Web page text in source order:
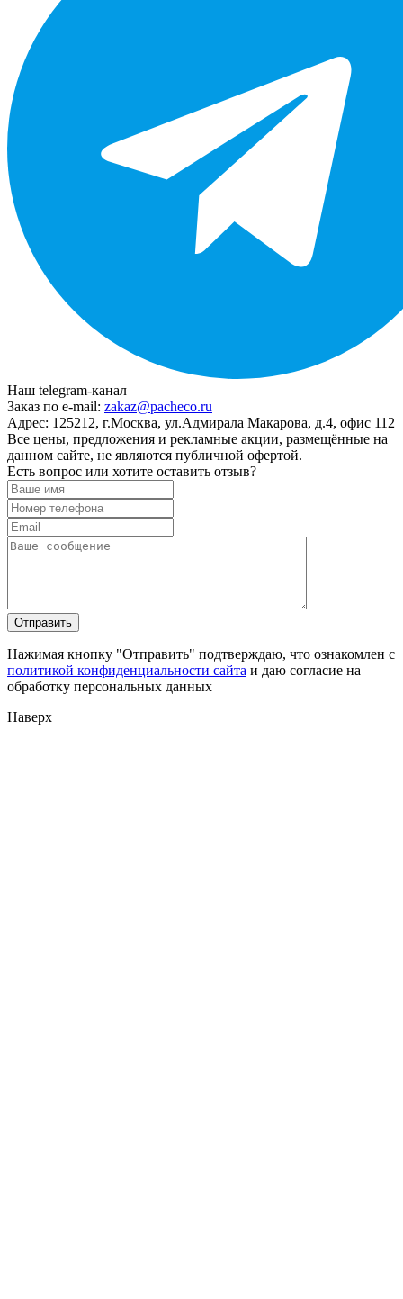
Наш telegram-канал
Заказ по e-mail: zakaz@pacheco.ru
Адрес: 125212, г.Москва, ул.Адмирала Макарова, д.4, офис 112
Все цены, предложения и рекламные акции, размещённые на
данном сайте, не являются публичной офертой.
Есть вопрос или хотите оставить отзыв?
Нажимая кнопку "Отправить" подтверждаю, что ознакомлен с
политикой конфиденциальности сайта и даю согласие на
обработку персональных данных
Наверх